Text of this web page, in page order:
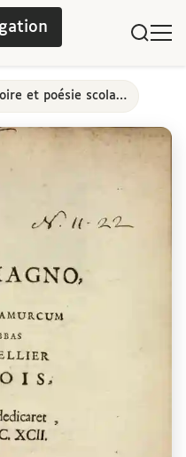
Art oratoire et poésie scolaire dans les collèges parisiens, 17e-18e siècles